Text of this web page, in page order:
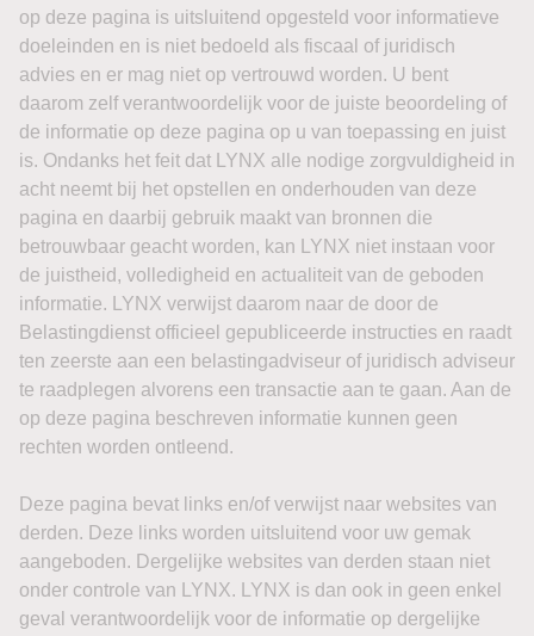
op deze pagina is uitsluitend opgesteld voor informatieve
doeleinden en is niet bedoeld als fiscaal of juridisch
advies en er mag niet op vertrouwd worden. U bent
daarom zelf verantwoordelijk voor de juiste beoordeling of
de informatie op deze pagina op u van toepassing en juist
is. Ondanks het feit dat LYNX alle nodige zorgvuldigheid in
acht neemt bij het opstellen en onderhouden van deze
pagina en daarbij gebruik maakt van bronnen die
betrouwbaar geacht worden, kan LYNX niet instaan voor
de juistheid, volledigheid en actualiteit van de geboden
informatie. LYNX verwijst daarom naar de door de
Belastingdienst officieel gepubliceerde instructies en raadt
ten zeerste aan een belastingadviseur of juridisch adviseur
te raadplegen alvorens een transactie aan te gaan. Aan de
op deze pagina beschreven informatie kunnen geen
rechten worden ontleend.
Deze pagina bevat links en/of verwijst naar websites van
derden. Deze links worden uitsluitend voor uw gemak
aangeboden. Dergelijke websites van derden staan niet
onder controle van LYNX. LYNX is dan ook in geen enkel
geval verantwoordelijk voor de informatie op dergelijke